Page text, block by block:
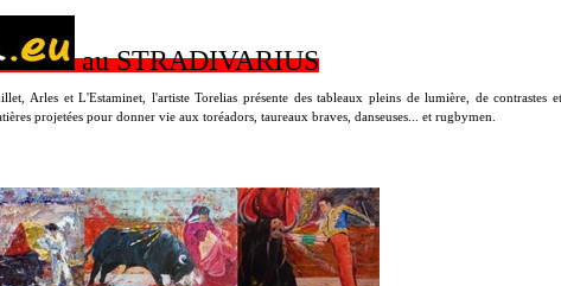
au STRADIVARIUS
Arles et L'Estaminet, l'artiste Torelias présente des tableaux pleins de lumière, de contrastes
projetées pour donner vie aux toréadors, taureaux braves, danseuses... et rugbymen.